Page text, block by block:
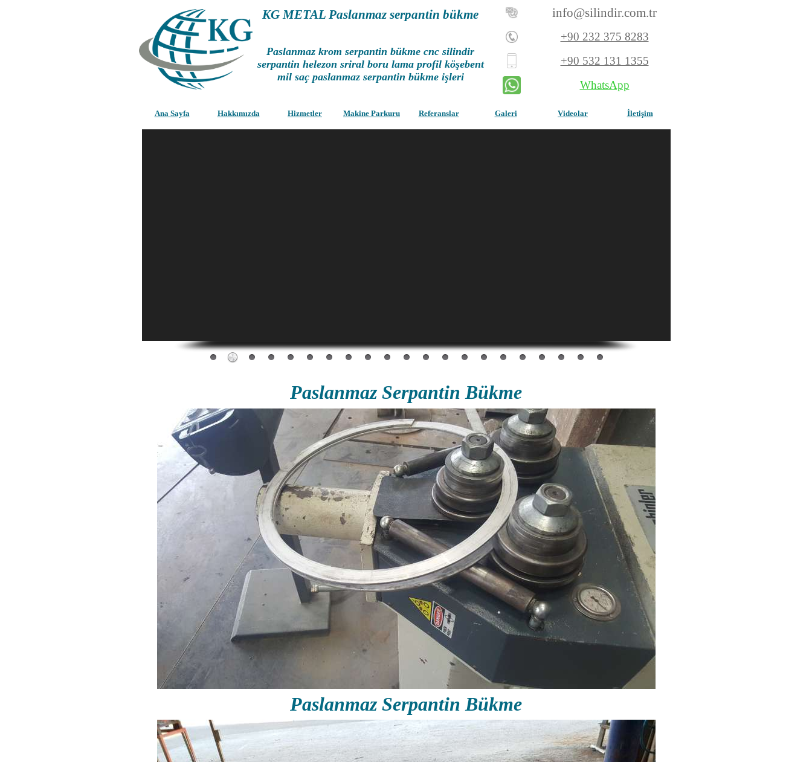
KG METAL Paslanmaz serpantin bükme info@silindir.com.tr
+90 232 375 8283
+90 532 131 1355
WhatsApp
Paslanmaz krom serpantin bükme cnc silindir
serpantin helezon sriral boru lama profil köşebent
mil saç paslanmaz serpantin bükme işleri
Ana Sayfa Hakkımızda Hizmetler Makine Parkuru Referanslar Galeri Videolar İletişim
Paslanmaz Serpantin Bükme
Paslanmaz Serpantin Bükme